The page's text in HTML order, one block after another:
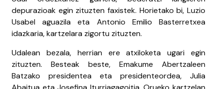
depurazioak egin zituzten faxistek. Horietako bi, Luzio
Usabel aguazila eta Antonio Emilio Basterretxea
idazkaria, kartzelara zigortu zituzten.
Udalean bezala, herrian ere atxiloketa ugari egin
zituzten. Besteak beste, Emakume Abertzaleen
Batzako presidentea eta presidenteordea, Julia